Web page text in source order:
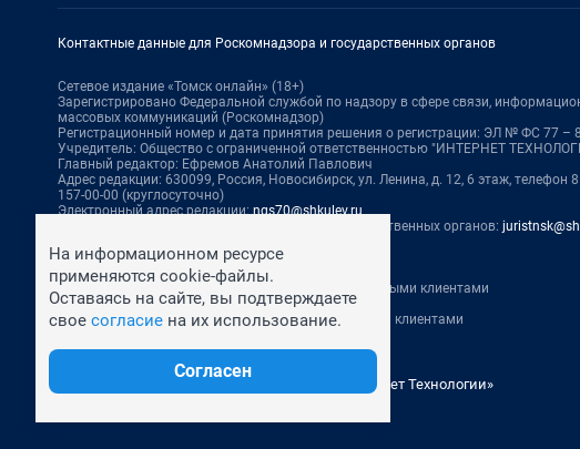
Контактные данные для Роскомнадзора и государственных органов
Сетевое издание «Томск онлайн» (18+)
Зарегистрировано Федеральной службой по надзору в сфере связи,
массовых коммуникаций (Роскомнадзор)
Регистрационный номер и дата принятия решения о регистрации: ЭЛ № ФС 77 –
Учредитель: Общество с ограниченной ответственностью "ИНТЕРНЕТ
Главный редактор: Ефремов Анатолий Павлович
Адрес редакции: 630099, Россия, Новосибирск, ул. Ленина, д. 12, 6 этаж, телефон
157-00-00 (круглосуточно)
Электронный адрес редакции: ngs70@shkulev.ru
Контактные данные для Роскомнадзора и государственных органов:
По вопросам коммерческого сотрудничества:
Жапарова Жанна, менеджер по работе с федеральными клиентами
zhanna.zhaparova@shkulev.ru , моб. + 7 982 640 34 32
Ревина Мария, директор по работе с федеральными клиентами
© ООО «Интернет Технологии»
На информационном ресурсе
применяются cookie-файлы.
Оставаясь на сайте, вы подтверждаете
свое согласие на их использование.
Согласен